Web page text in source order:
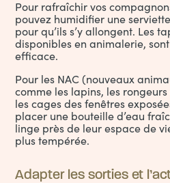
Pour rafraîchir vos
pouvez humidifier une
pour qu’ils s’y allongent. Les
disponibles en animalerie,
efficace.
Pour les NAC (nouveaux
comme les lapins, les
les cages des fenêtres
placer une bouteille d’eau
linge près de leur espace de
plus tempérée.
Adapter les sorties et